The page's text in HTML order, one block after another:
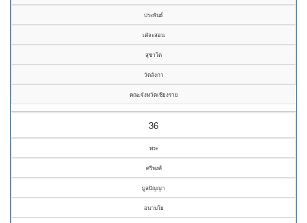
ประพันธ์
เต๋จะสอน
สุชาโต
วัดลังกา
คณะจังหวัดเชียงราย
36
พระ
ศรีพงศ์
มูลปัญญา
อนามโย